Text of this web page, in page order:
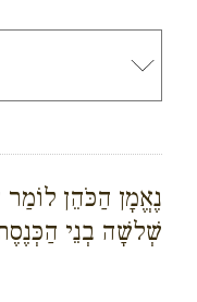
נֶאֱמָן הַכֹּהֵן
שְׁלשָׁה בְנֵי